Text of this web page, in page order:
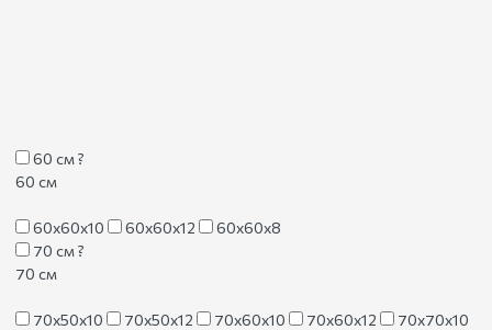
60 см?
60 см
60х60х10 60х60х12
60х60х8
70 см?
70 см
70х50х10 70х50х12 70х60х10 70х60х12
70х70х10